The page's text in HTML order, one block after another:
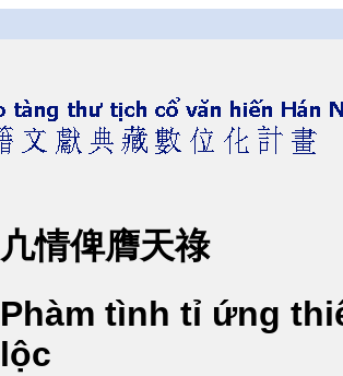
凣情俾膺天祿
Phàm tình tỉ ứng
lộc